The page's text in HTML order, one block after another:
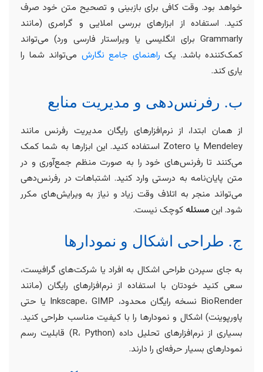
خواهد بود. وقت کافی برای بازبینی و تصحیح متن خود صرف
کنید. استفاده از ابزارهای بررسی املایی و گرامری (مانند
Grammarly برای انگلیسی یا ویراستار فارسی ورد) می‌تواند
کمک‌کننده باشد. یک راهنمای جامع نگارش می‌تواند شما را
یاری کند.
ب. رفرنس‌دهی و مدیریت منابع
از همان ابتدا، از نرم‌افزارهای رایگان مدیریت رفرنس مانند
Mendeley یا Zotero استفاده کنید. این ابزارها به شما کمک
می‌کنند تا رفرنس‌های خود را به صورت منظم جمع‌آوری و در
متن پایان‌نامه به درستی وارد کنید. اشتباهات در رفرنس‌دهی
می‌تواند منجر به اتلاف وقت زیاد و نیاز به ویرایش‌های مکرر
شود. اینمسئله کوچک نیست.
ج. طراحی اشکال و نمودارها
به جای سپردن طراحی اشکال به افراد یا شرکت‌های گرافیست،
سعی کنید خودتان با استفاده از نرم‌افزارهای رایگان (مانند
BioRender نسخه رایگان محدود، Inkscape، GIMP یا حتی
پاورپوینت) اشکال و نمودارها را با کیفیت مناسب طراحی کنید.
بسیاری از نرم‌افزارهای تحلیل داده (R، Python) قابلیت رسم
نمودارهای بسیار حرفه‌ای را دارند.